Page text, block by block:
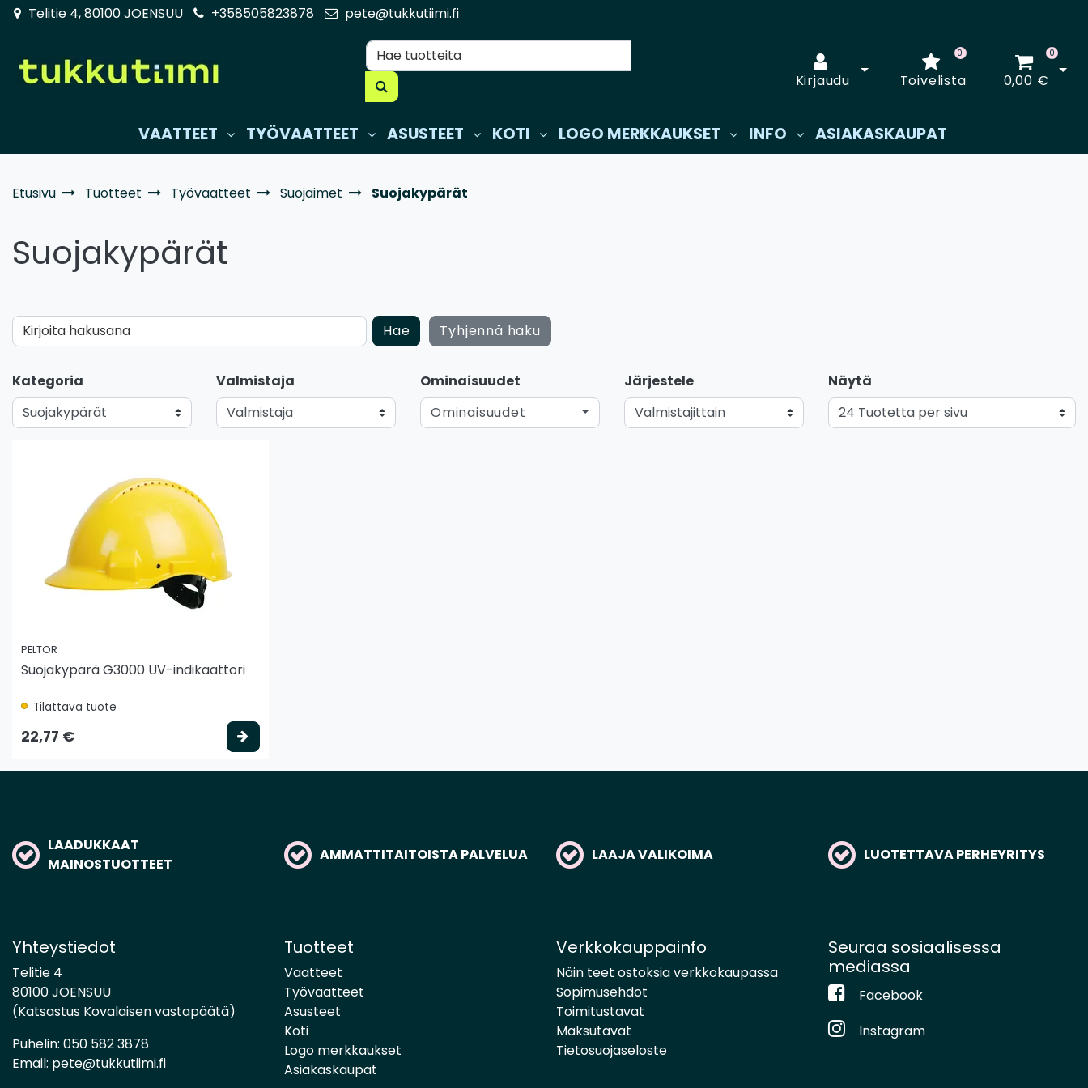
Siirry pääsisältöön
Telitie 4, 80100 JOENSUU +358505823878 pete@tukkutiimi.fi
Kirjaudu
Avaa kirjautuminen
Toivelista
0 0
0,00 €
VAATTEET TYÖVAATTEET ASUSTEET KOTI LOGO MERKKAUKSET INFO ASIAKASKAUPAT
Etusivu Tuotteet Työvaatteet Suojaimet Suojakypärät
Suojakypärät
Kirjoita hakusana Hae Tyhjennä haku
Kategoria Valmistaja
Ominaisuudet
Ominaisuudet
Järjestele Näytä
PELTOR
Suojakypärä G3000 UV-indikaattori
Tilattava tuote
22,77 €
LAADUKKAAT
MAINOSTUOTTEET
AMMATTITAITOISTA PALVELUA LAAJA VALIKOIMA LUOTETTAVA PERHEYRITYS
Yhteystiedot
Telitie 4
80100 JOENSUU
(Katsastus Kovalaisen vastapäätä)
Puhelin: 050 582 3878
Email: pete@tukkutiimi.fi
Tuotteet
Vaatteet
Työvaatteet
Asusteet
Koti
Logo merkkaukset
Asiakaskaupat
Verkkokauppainfo
Näin teet ostoksia verkkokaupassa
Sopimusehdot
Toimitustavat
Maksutavat
Tietosuojaseloste
Seuraa sosiaalisessa
mediassa
Facebook
Instagram